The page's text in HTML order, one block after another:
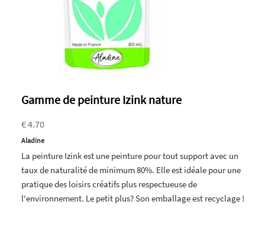
Gamme de peinture Izink nature
€ 4.70
Aladine
La peinture Izink est une peinture pour tout support avec un
taux de naturalité de minimum 80%. Elle est idéale pour une
pratique des loisirs créatifs plus respectueuse de
l'environnement. Le petit plus? Son emballage est recyclage !